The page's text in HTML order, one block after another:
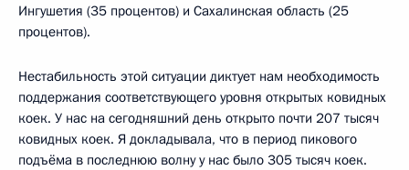
Ингушетия (35 процентов) и Сахалинская область (25
процентов).
Нестабильность этой ситуации диктует нам необходимость
поддержания соответствующего уровня открытых ковидных
коек. У нас на сегодняшний день открыто почти 207 тысяч
ковидных коек. Я докладывала, что в период пикового
подъёма в последнюю волну у нас было 305 тысяч коек.